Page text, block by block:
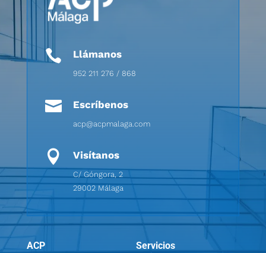
 Llámanos
952 211 276 / 868
 Escríbenos
acp@acpmalaga.com
 Visítanos
C/ Góngora, 2
29002 Málaga
ACP Servicios